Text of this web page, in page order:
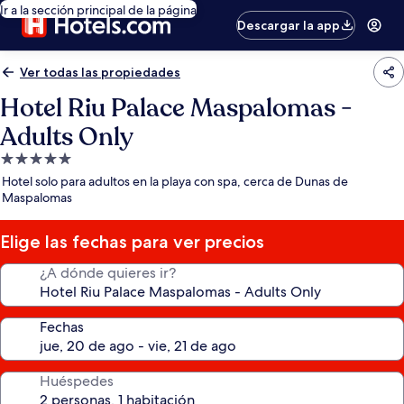
Ir a la sección principal de la página
Descargar la app
Ver todas las propiedades
Hotel Riu Palace Maspalomas -
Adults Only
Propiedad
de
5.0
estrellas
Hotel solo para adultos en la playa con spa, cerca de Dunas de
Maspalomas
Elige las fechas para ver precios
¿A dónde quieres ir?
Fechas
Huéspedes